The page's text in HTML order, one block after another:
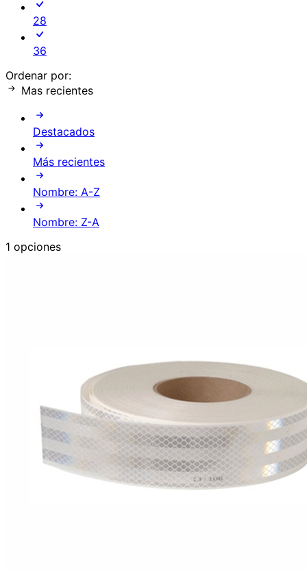
28
36
Ordenar por:
Mas recientes
Destacados
Más recientes
Nombre: A-Z
Nombre: Z-A
1 opciones